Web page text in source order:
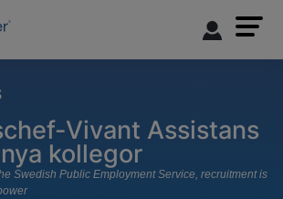
Vivant Assistans
kollegor
Swedish Public Employment Service, recruitment is